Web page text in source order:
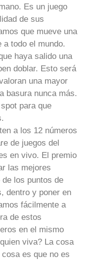
Es un juego
de sus
que mueve una
a todo el mundo.
haya salido una
doblar. Esto será
una mayor
basura nunca más.
para que
a los 12 números
de juegos del
en vivo. El premio
las mejores
de los puntos de
dentro y poner en
fácilmente a
de estos
en el mismo
viva? La cosa
es que no es